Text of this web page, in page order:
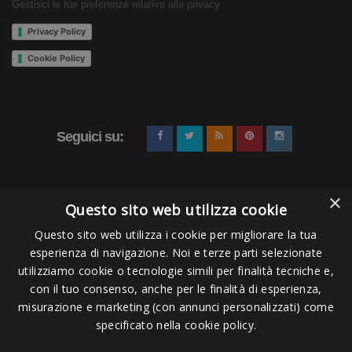
al di sotto dei 14 anni ideale per polmoni non ancora
completamente sviluppati.
allenamenti giornalieri, utilizzano il boccaglio respiratore
frontale. Nelle persone con una scarsa tecnica, l’utilizzo
trascurata, ad una stabile come una corazzata, in una sola
vasca! Lo snorkel frontale è un’attrezzatura utile ai
principianti, triatleti, insegnanti di nuoto, nuotatori ricreativi
ecc. Il respiratore frontale permette ai nuotatori di
concentrarsi sul bilanciamento del corpo, posizione della
testa, tecnica della bracciata, eliminando la rotazione del
Gestisci le tue preferenze relative alla privacy
Privacy Policy
Cookie Policy
Seguici su:
Pagamenti Accettati
×
Questo sito web utilizza cookie
Questo sito web utilizza i cookie per migliorare la tua
esperienza di navigazione. Noi e terze parti selezionate
utilizziamo cookie o tecnologie simili per finalità tecniche e,
con il tuo consenso, anche per le finalità di esperienza,
misurazione e marketing (con annunci personalizzati) come
specificato nella cookie policy.